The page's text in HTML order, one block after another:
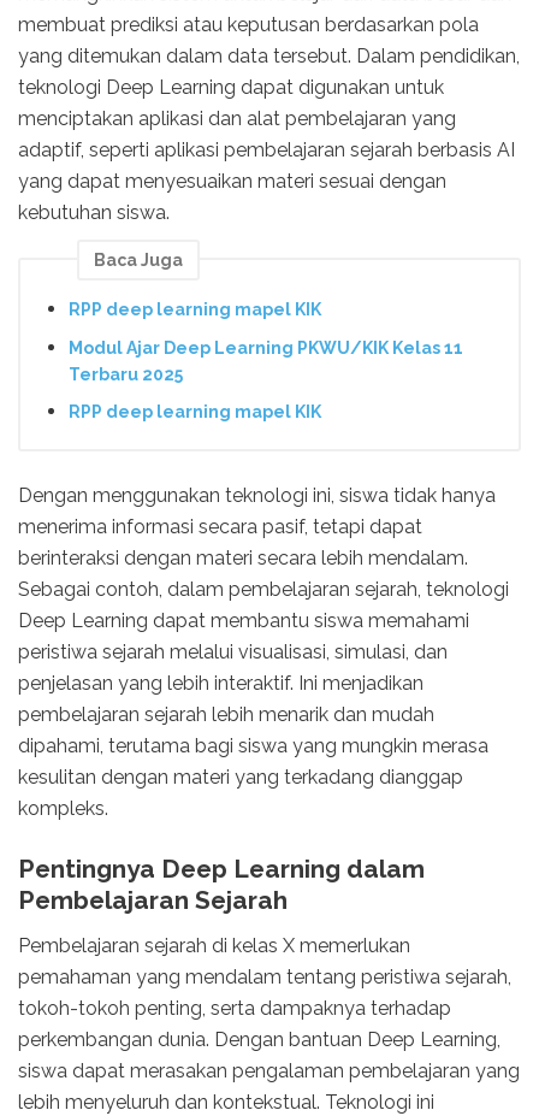
membuat prediksi atau keputusan berdasarkan pola
yang ditemukan dalam data tersebut. Dalam pendidikan,
teknologi Deep Learning dapat digunakan untuk
menciptakan aplikasi dan alat pembelajaran yang
adaptif, seperti aplikasi pembelajaran sejarah berbasis AI
yang dapat menyesuaikan materi sesuai dengan
kebutuhan siswa.
Baca Juga
RPP deep learning mapel KIK
Modul Ajar Deep Learning PKWU/KIK Kelas 11
Terbaru 2025
RPP deep learning mapel KIK
Dengan menggunakan teknologi ini, siswa tidak hanya
menerima informasi secara pasif, tetapi dapat
berinteraksi dengan materi secara lebih mendalam.
Sebagai contoh, dalam pembelajaran sejarah, teknologi
Deep Learning dapat membantu siswa memahami
peristiwa sejarah melalui visualisasi, simulasi, dan
penjelasan yang lebih interaktif. Ini menjadikan
pembelajaran sejarah lebih menarik dan mudah
dipahami, terutama bagi siswa yang mungkin merasa
kesulitan dengan materi yang terkadang dianggap
kompleks.
Pentingnya Deep Learning dalam
Pembelajaran Sejarah
Pembelajaran sejarah di kelas X memerlukan
pemahaman yang mendalam tentang peristiwa sejarah,
tokoh-tokoh penting, serta dampaknya terhadap
perkembangan dunia. Dengan bantuan Deep Learning,
siswa dapat merasakan pengalaman pembelajaran yang
lebih menyeluruh dan kontekstual. Teknologi ini